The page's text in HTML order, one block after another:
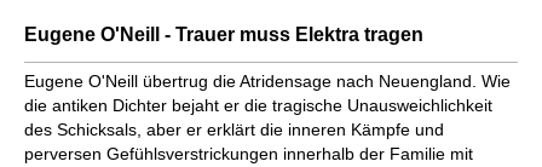
Eugene O'Neill - Trauer muss Elektra tragen
Eugene O'Neill übertrug die Atridensage nach Neuengland. Wie
die antiken Dichter bejaht er die tragische Unausweichlichkeit
des Schicksals, aber er erklärt die inneren Kämpfe und
perversen Gefühlsverstrickungen innerhalb der Familie mit